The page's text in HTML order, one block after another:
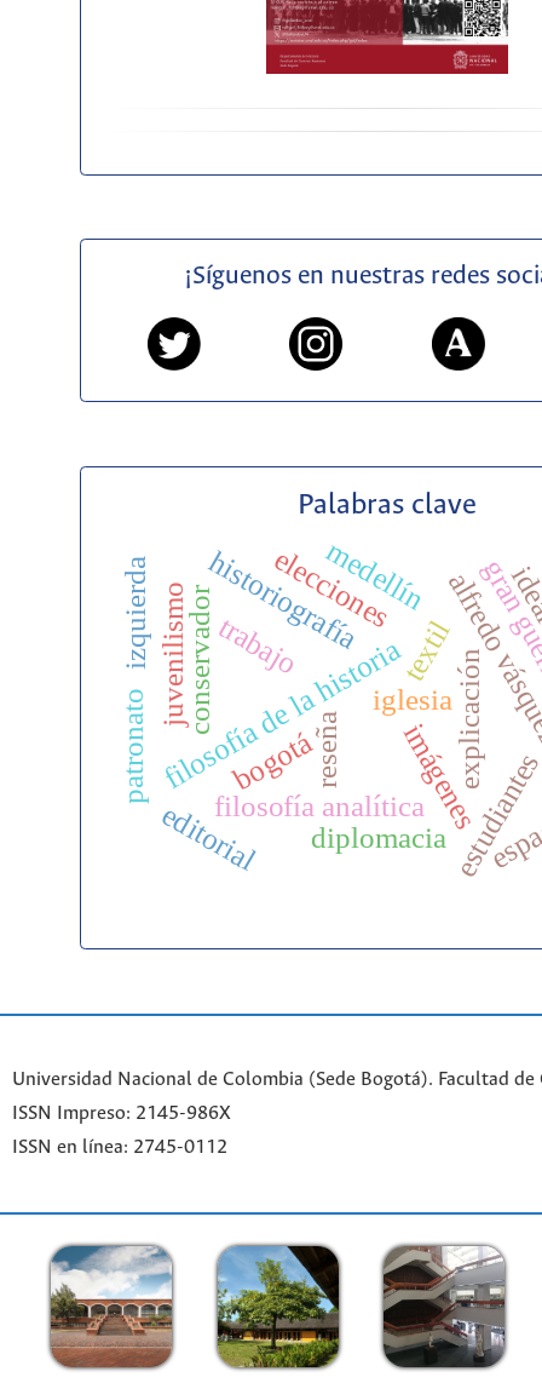
¡Síguenos en nuestras redes
Palabras clave
reseña
filosofía analítica
filosofía de la historia explicación
historiografía
imágenes
conservador iglesia
diplomacia
elecciones
juvenilismo gran
izquierda
editorial
trabajo textil
medellín
patronato bogotá
Universidad Nacional de Colombia (Sede Bogotá). Facultad de
ISSN Impreso: 2145-986X
ISSN en línea: 2745-0112